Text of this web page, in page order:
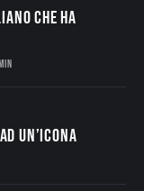
che ha
un’Icona